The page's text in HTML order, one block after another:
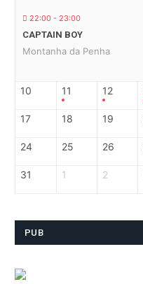
22:00 - 23:00
CAPTAIN BOY
Montanha da Penha
10 11 12
17 18 19
24 25 26
31 1 2
PUB